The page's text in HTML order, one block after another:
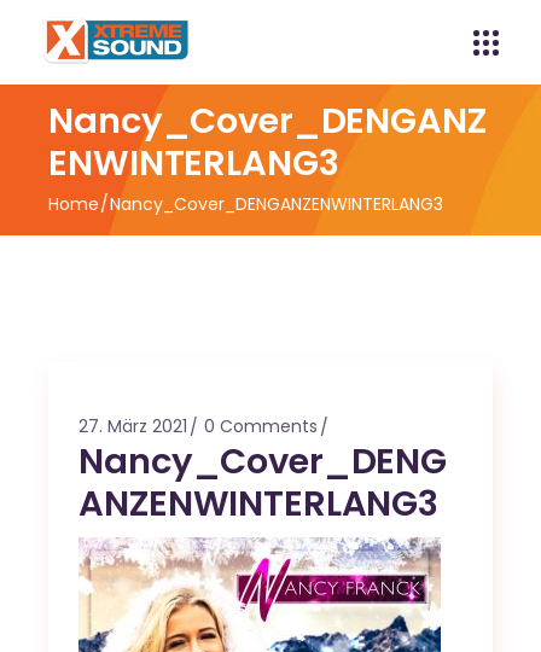
Nancy_Cover_DENGANZ
ENWINTERLANG3
Home Nancy_Cover_DENGANZENWINTERLANG3
27. März 2021 0 Comments
Nancy_Cover_DENG
ANZENWINTERLANG3